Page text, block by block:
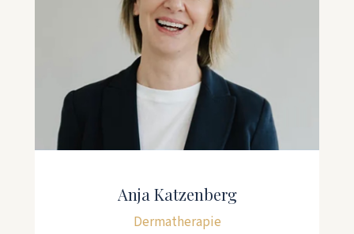
Anja Katzenberg
Dermatherapie